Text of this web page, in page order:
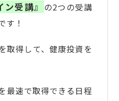
ン受講』 の2つの受講
す！
取得して、健康投資を
最速で取得できる日程